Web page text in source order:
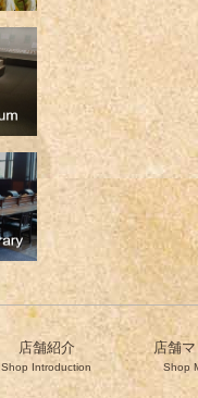
店舗紹介
Shop Introduction
店舗
Shop